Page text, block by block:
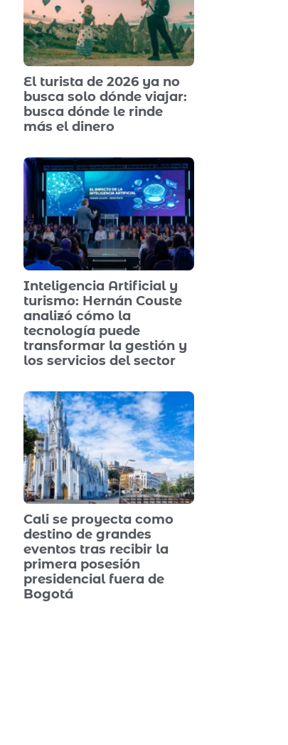
El turista de 2026 ya no
busca solo dónde viajar:
busca dónde le rinde
más el dinero
Inteligencia Artificial y
turismo: Hernán Couste
analizó cómo la
tecnología puede
transformar la gestión y
los servicios del sector
Cali se proyecta como
destino de grandes
eventos tras recibir la
primera posesión
presidencial fuera de
Bogotá